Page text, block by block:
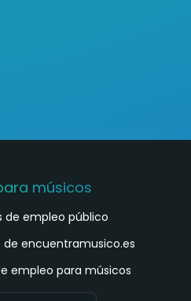
músicos
de empleo público
encuentramusico.es
empleo para músicos